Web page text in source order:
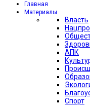
Главная
Материалы
Власть
АПК
Спорт